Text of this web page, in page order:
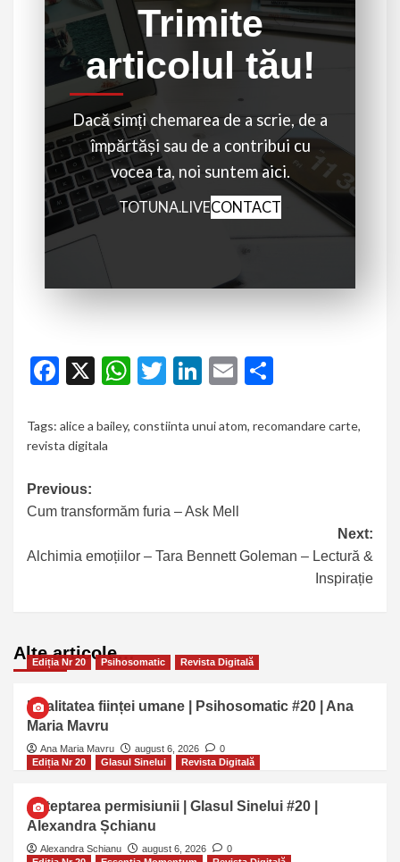
Trimite
articolul tău!
Dacă simți chemarea de a scrie, de a
împărtăși sau de a contribui cu
vocea ta, noi suntem aici.
TOTUNA.LIVECONTACT
Facebook
X WhatsApp
Twitter
LinkedIn
Email
Tags: alice a bailey, constiinta unui atom, recomandare carte,
revista digitala
Previous:
Cum transformăm furia – Ask Mell
Next:
Alchimia emoțiilor – Tara Bennett Goleman – Lectură &
Inspirație
Alte articole…
Ediția Nr 20 Psihosomatic Revista Digitală
Dualitatea ființei umane | Psihosomatic #20 | Ana
Maria Mavru
Ana Maria Mavru august 6, 2026
0
Ediția Nr 20
Glasul Sinelui Revista Digitală
Așteptarea permisiunii | Glasul Sinelui #20 |
Alexandra Șchianu
Alexandra Schianu august 6, 2026
0